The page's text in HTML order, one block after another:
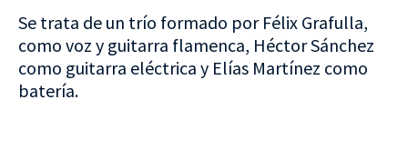
Se trata de un trío formado por Félix Grafulla,
como voz y guitarra flamenca, Héctor Sánchez
como guitarra eléctrica y Elías Martínez como
batería.